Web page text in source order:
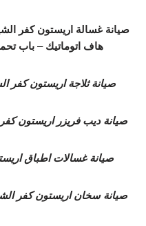
صيانة غسالة اريستون كفر
هاف اتوماتيك – باب
صيانة ثلاجة اريستون كفر
صيانة ديب فريزر اريستون
صيانة غسالات اطباق
صيانة سخان اريستون كفر